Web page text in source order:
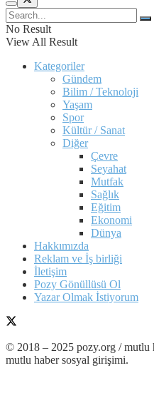
No Result
View All Result
Kategoriler
Gündem
Bilim / Teknoloji
Yaşam
Spor
Kültür / Sanat
Diğer
Çevre
Seyahat
Mutfak
Sağlık
Eğitim
Ekonomi
Dünya
Hakkımızda
Reklam ve İş birliği
İletişim
Pozy Gönüllüsü Ol
Yazar Olmak İstiyorum
© 2018 – 2025 pozy.org / mutlu
mutlu haber sosyal girişimi.